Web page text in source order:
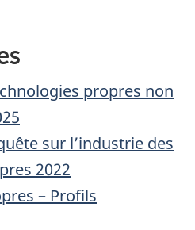
propres non
sur l’industrie des
2022
– Profils